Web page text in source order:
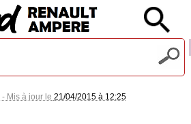
- Mis à jour le 21/04/2015 à 12:25